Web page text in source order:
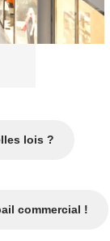
lois ?
commercial !